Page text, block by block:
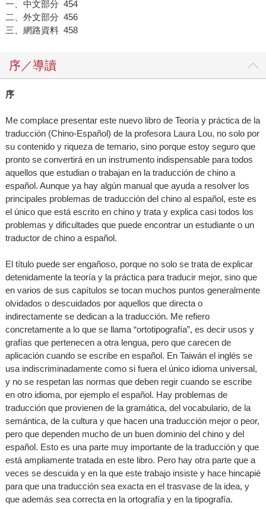
一、中文部分 454
二、外文部分 456
三、網路資料 458
序／導讀
序
Me complace presentar este nuevo libro de Teoría y práctica de la
traducción (Chino-Español) de la profesora Laura Lou, no solo por
su contenido y riqueza de temario, sino porque estoy seguro que
pronto se convertirá en un instrumento indispensable para todos
aquellos que estudian o trabajan en la traducción de chino a
español. Aunque ya hay algún manual que ayuda a resolver los
principales problemas de traducción del chino al español, este es
el único que está escrito en chino y trata y explica casi todos los
problemas y dificultades que puede encontrar un estudiante o un
traductor de chino a español.
El título puede ser engañoso, porque no solo se trata de explicar
detenidamente la teoría y la práctica para traducir mejor, sino que
en varios de sus capítulos se tocan muchos puntos generalmente
olvidados o descuidados por aquellos que directa o
indirectamente se dedican a la traducción. Me refiero
concretamente a lo que se llama “ortotipografía”, es decir usos y
grafías que pertenecen a otra lengua, pero que carecen de
aplicación cuando se escribe en español. En Taiwán el inglés se
usa indiscriminadamente como si fuera el único idioma universal,
y no se respetan las normas que deben regir cuando se escribe
en otro idioma, por ejemplo el español. Hay problemas de
traducción que provienen de la gramática, del vocabulario, de la
semántica, de la cultura y que hacen una traducción mejor o peor,
pero que dependen mucho de un buen dominio del chino y del
español. Esto es una parte muy importante de la traducción y que
está ampliamente tratada en este libro. Pero hay otra parte que a
veces se descuida y en la que este trabajo insiste y hace hincapié
para que una traducción sea exacta en el trasvase de la idea, y
que además sea correcta en la ortografía y en la tipografía.